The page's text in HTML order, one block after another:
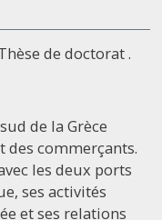
de doctorat .
de la Grèce
commerçants.
les deux ports
ses activités
et ses relations